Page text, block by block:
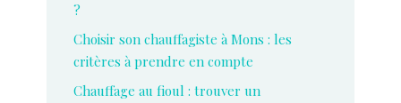
?
Choisir son chauffagiste à Mons : les
critères à prendre en compte
Chauffage au fioul : trouver un